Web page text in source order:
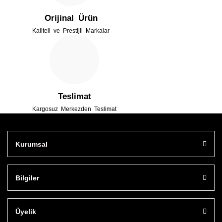
Orijinal Ürün
Kaliteli ve Prestijli Markalar
Teslimat
Kargosuz Merkezden Teslimat
Kurumsal
Bilgiler
Üyelik